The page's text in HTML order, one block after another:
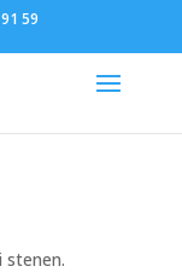
59
stenen.